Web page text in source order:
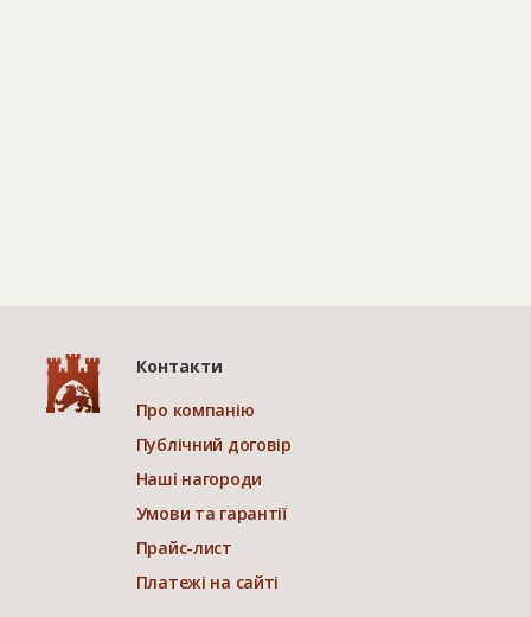
Контакти
Про компанію
Публічний договір
Наші нагороди
Умови та гарантії
Прайс-лист
Платежі на сайті